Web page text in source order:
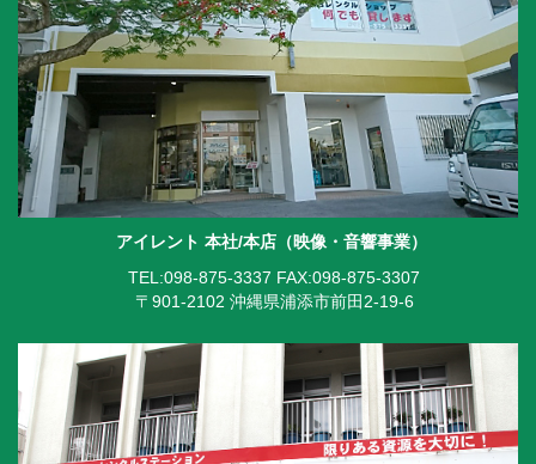
アイレント 本社/本店（映像・音響事業）
TEL:098-875-3337 FAX:098-875-3307
〒901-2102 沖縄県浦添市前田2-19-6